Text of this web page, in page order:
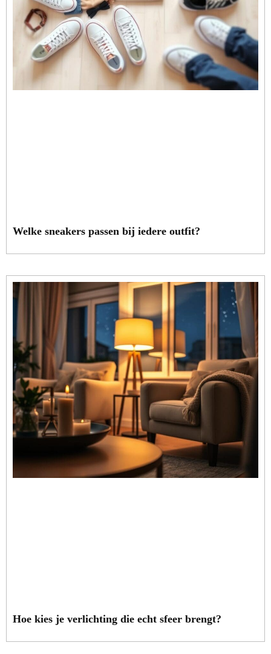
Welke sneakers passen bij iedere outfit?
Hoe kies je verlichting die echt sfeer brengt?